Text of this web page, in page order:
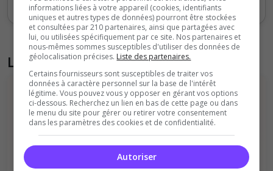
Liste des avis du serveur
Il n'y a pas encore d'avis sur ce serveur.
informations liées à votre appareil (cookies, identifiants
uniques et autres types de données) pourront être stockées
et consultées par 210 partenaires, ainsi que partagées avec
lui, ou utilisées spécifiquement par ce site. Nos partenaires et
nous-mêmes sommes susceptibles d'utiliser des données de
géolocalisation précises. Liste des partenaires.
Certains fournisseurs sont susceptibles de traiter vos
données à caractère personnel sur la base de l'intérêt
légitime. Vous pouvez vous y opposer en gérant vos options
ci-dessous. Recherchez un lien en bas de cette page ou dans
le menu du site pour gérer ou retirer votre consentement
dans les paramètres des cookies et de confidentialité.
Autoriser